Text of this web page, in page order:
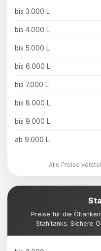
bis 3.000 L
bis 4.000 L
bis 5.000 L
bis 6.000 L
bis 7.000 L
bis 8.000 L
bis 9.000 L
ab 9.000 L
Alle Preise
Preise für die
Stahltanks. Sichere